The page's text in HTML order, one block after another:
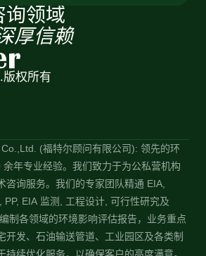
领域
厚信赖
版权所有
(福特尔顾问有限公司): 领先的环
年专业经验。我们致力于为公私营机构
咨询服务。我们的专家团队精通 EIA,
PP, EIA 监测, 工程设计, 可行性研究及
制各领域的环境影响评估报告，业务重点
开发、石油输送管道、工业园区及各类制